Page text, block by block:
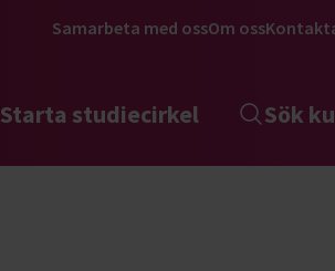
Samarbeta med ossOm oss
Starta studiecirkel Sök